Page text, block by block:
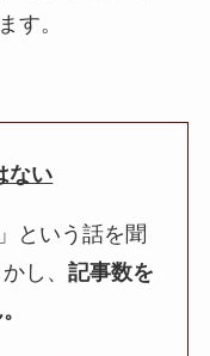
す。
ない
という話を聞
し、記事数を